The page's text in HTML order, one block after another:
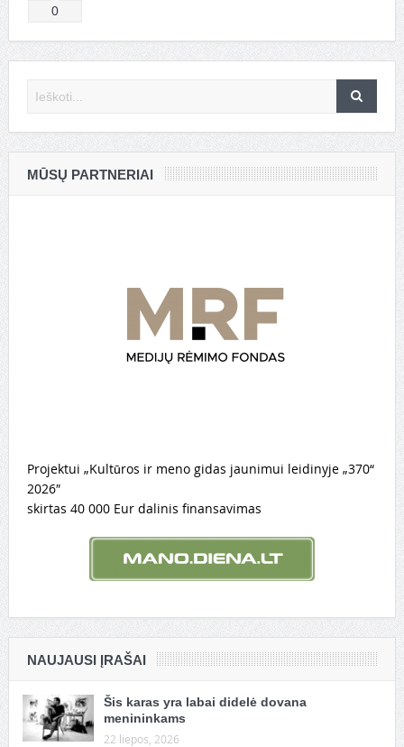
0
MŪSŲ PARTNERIAI
Projektui „Kultūros ir meno gidas jaunimui leidinyje „370“
2026″
skirtas 40 000 Eur dalinis finansavimas
NAUJAUSI ĮRAŠAI
Šis karas yra labai didelė dovana
menininkams
22 liepos, 2026